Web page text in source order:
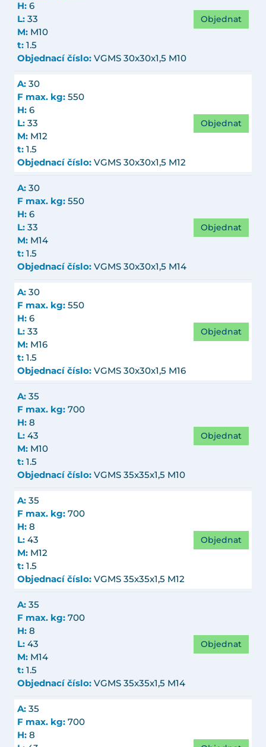
H: 6
L: 33
M: M10
t: 1.5
Objednací číslo: VGMS 30x30x1,5 M10
Objednat
A: 30
F max. kg: 550
H: 6
L: 33
M: M12
t: 1.5
Objednací číslo: VGMS 30x30x1,5 M12
Objednat
A: 30
F max. kg: 550
H: 6
L: 33
M: M14
t: 1.5
Objednací číslo: VGMS 30x30x1,5 M14
Objednat
A: 30
F max. kg: 550
H: 6
L: 33
M: M16
t: 1.5
Objednací číslo: VGMS 30x30x1,5 M16
Objednat
A: 35
F max. kg: 700
H: 8
L: 43
M: M10
t: 1.5
Objednací číslo: VGMS 35x35x1,5 M10
Objednat
A: 35
F max. kg: 700
H: 8
L: 43
M: M12
t: 1.5
Objednací číslo: VGMS 35x35x1,5 M12
Objednat
A: 35
F max. kg: 700
H: 8
L: 43
M: M14
t: 1.5
Objednací číslo: VGMS 35x35x1,5 M14
Objednat
A: 35
F max. kg: 700
H: 8